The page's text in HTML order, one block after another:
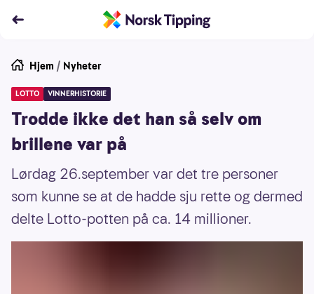
Hjem / Nyheter
LOTTO VINNERHISTORIE
Trodde ikke det han så selv om
brillene var på
Lørdag 26.september var det tre personer
som kunne se at de hadde sju rette og dermed
delte Lotto-potten på ca. 14 millioner.